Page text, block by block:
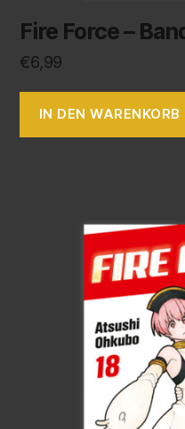
Fire Force –
€6,99
IN DEN WARENKORB